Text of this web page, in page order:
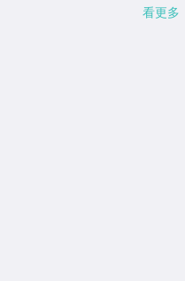
看更多